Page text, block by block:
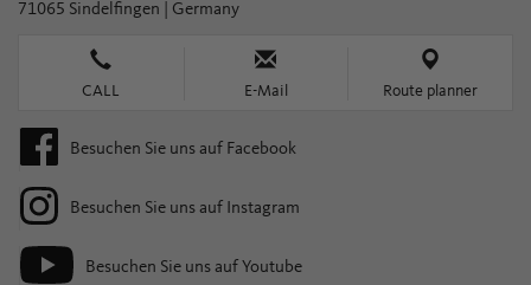
71065 Sindelfingen | Germany
CALL E-Mail Route planner
Besuchen Sie uns auf Facebook
Besuchen Sie uns auf Instagram
Besuchen Sie uns auf Youtube